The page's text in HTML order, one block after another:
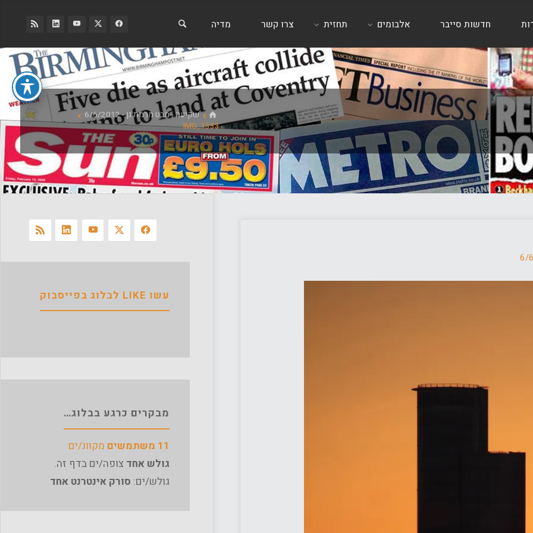
חדשות סייבר אלבומים תחזית צרו קשר מדיה
ביתשקיעה - מבט מרמת גן - 6/6/2012
IMG_1333
עשו LIKE לבלוג בפייסבוק
מבקרים כרגע בבלוג…
11 משתמשים
מקוונ/ים
גולש אחד צופה/ים בדף זה.
גולש/ים: סורק אינטרנט אחד